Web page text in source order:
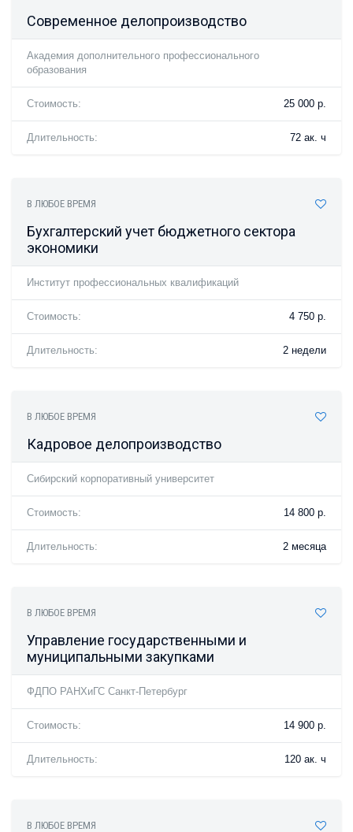
Современное делопроизводство
Академия дополнительного профессионального
образования
Стоимость: 25 000 р.
Длительность: 72 ак. ч
В ЛЮБОЕ ВРЕМЯ
Бухгалтерский учет бюджетного сектора
экономики
Институт профессиональных квалификаций
Стоимость: 4 750 р.
Длительность: 2 недели
В ЛЮБОЕ ВРЕМЯ
Кадровое делопроизводство
Сибирский корпоративный университет
Стоимость: 14 800 р.
Длительность: 2 месяца
В ЛЮБОЕ ВРЕМЯ
Управление государственными и
муниципальными закупками
ФДПО РАНХиГС Санкт-Петербург
Стоимость: 14 900 р.
Длительность: 120 ак. ч
В ЛЮБОЕ ВРЕМЯ